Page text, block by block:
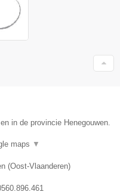
in de provincie Henegouwen.
maps ▼
(Oost-Vlaanderen)